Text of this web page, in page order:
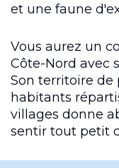
et une faune
Vous aurez un
Côte-Nord avec
Son territoire de
habitants
villages donne
sentir tout petit